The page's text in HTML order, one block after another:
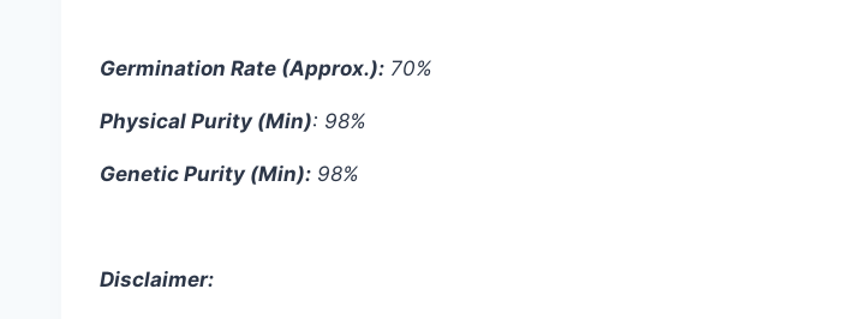
Germination Rate (Approx.): 70%
Physical Purity (Min): 98%
Genetic Purity (Min): 98%
Disclaimer: